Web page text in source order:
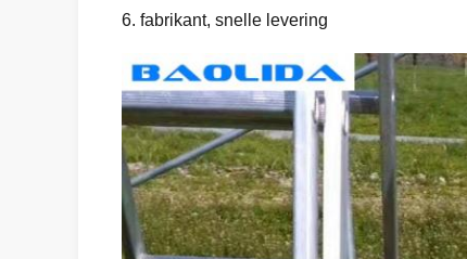
6. fabrikant, snelle levering